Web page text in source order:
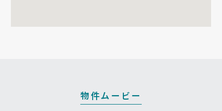
物件ムービー